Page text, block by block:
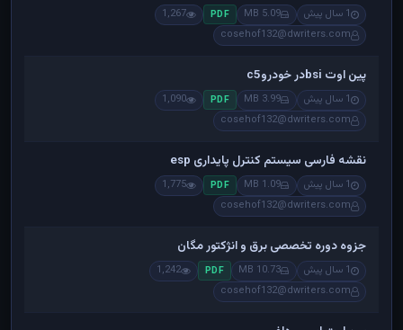
1 سال پیش 5.09 MB
PDF
1,267
cosehof132@dwriters.com
پین اوت bsiدر خودروc5
1 سال پیش 3.99 MB
PDF
1,090
cosehof132@dwriters.com
نقشه فارسی سیستم کنترل پایداری esp
1 سال پیش 1.09 MB
PDF
1,775
cosehof132@dwriters.com
جزوه دوره تخصصی برق و انژکتور مگان
1 سال پیش 10.73 MB
PDF
1,242
cosehof132@dwriters.com